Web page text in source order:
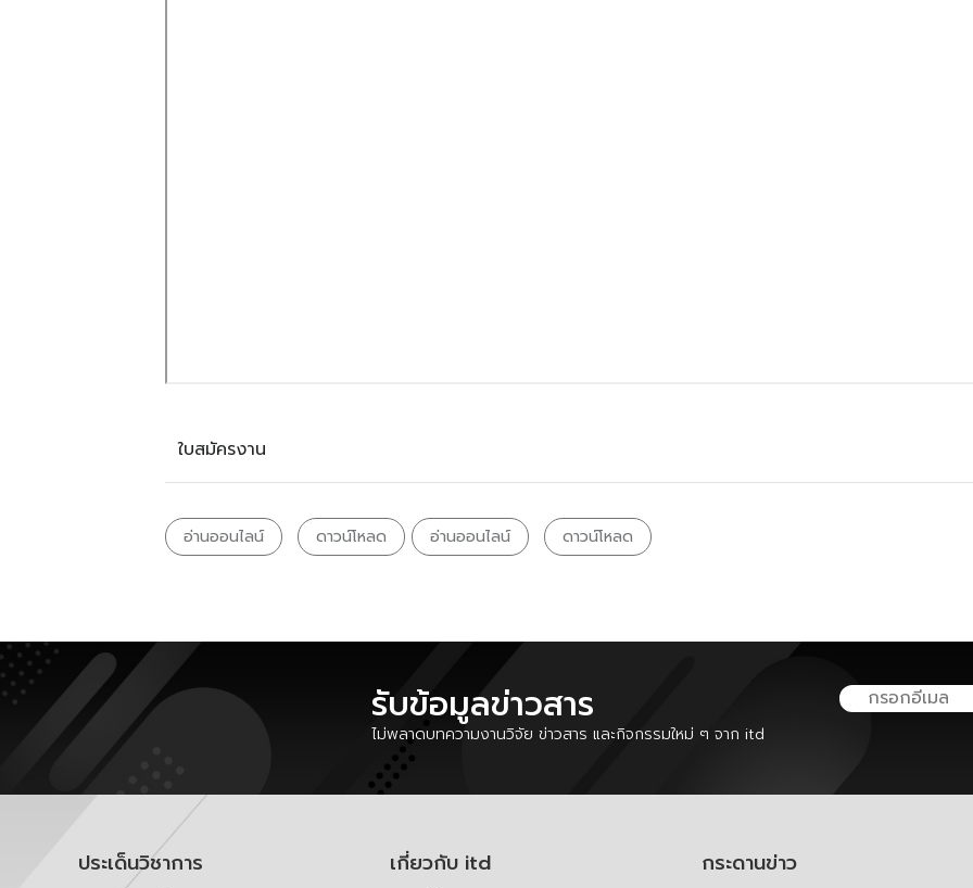
ใบสมัครงาน
อ่านออนไลน์ ดาวน์โหลด อ่านออนไลน์ ดาวน์โหลด
รับข้อมูลข่าวสาร
ไม่พลาดบทความงานวิจัย ข่าวสาร และกิจกรรมใหม่ ๆ จาก itd
ประเด็นวิชาการ เกี่ยวกับ itd
กระดานข่าว